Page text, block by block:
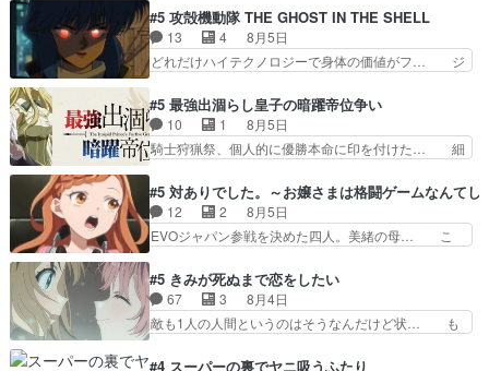
ーベルボアが暴れてると聞い… ちょっと年齢の事
を言いすぎとゆーか言い訳… ベリルの母もやはり
只者じゃなかったかベリ…
ゥーアの唯一の手駒が強すぎる笑あお… 私にとっ
て完全にご褒美回ゼー様の葉巻シー… やはりター
ニャが後方指揮だと展開に迫力が… “貧乏籤百連
無料ガチャ”100連でも1回… 2期入ってから地味
ばならぬ」って言葉に… ゼートゥーア左遷によっ
て参謀本部の連携が… 緊張感ある戦闘描写とギャ
グ今週の『有能な…
#5 攻殻機動隊 THE GHOST IN THE SHELL
13 4
8月5日
どれだけハイテクノロジーで身体の価値がフ… ジ
コマだいぶ理性持ち始めた。この世界の… 原作読
んだのもう何年も前なのに、覚えてる… コイルの
汚職を突き止めるべくバトーの指導… やまとん1
号はどこの部分で使うのだろう？… 日本とロシア
primevideoで視聴しまし… 前回同様『イノセン
ス』を含む押井・神山版… 第５話「EPISODEラ
ストの母親の気持…
#5 最強出涸らし皇子の暗躍帝位争い
10 1
8月5日
騎士狩猟祭、個人的に優勝本命に印を付けた… 細
ナがチートすぎる笑アルは最初から自分… プラネ
ット・ウィズ展開アツいな「騎士狩猟… 麦茶どこ
ろかタイトル通り麦茶の出涸らしぐ… 第５話を
ABEMAで視聴しました。視聴に… 復讐に燃える
が“萌え”なのでこの娘が皇帝… ウサギ好きそうな
王女殿下がかわいい。幼馴… ついに始まった狩猟
祭。エルナの活躍で上位…
#5 対ありでした。～お嬢さまは格闘ゲームなんてし
12 2
8月5日
EVOジャパン参戦を決めた四人。美緒の母… こ
目は気品溢れてるのに中身は…美緒ママ… テー
マ：格ゲー大会に行くには？感想は、美… 大会を
前に格ゲー熱が高まる一方、百合の本… 東京で開
催される格ゲー大会に参加すること… Japanに向
#5 きみが死ぬまで恋をしたい
67 3
8月4日
敵も1人の人間というのはそうなんだけど状… も
を人間に戻して欲しいでも自分達が代わ… ご視聴
#4 スーパーの裏でヤニ吸うふたり